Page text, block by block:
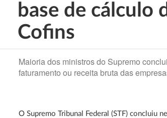
base de cálculo
Cofins
Maioria dos ministros do Supremo
faturamento ou receita bruta das
O Supremo Tribunal Federal (STF) concluiu